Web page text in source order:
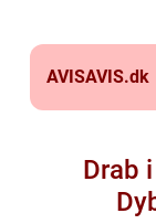
AVISAVIS.dk
Drab